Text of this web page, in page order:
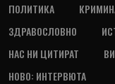
ПОЛИТИКА
ЗДРАВОСЛОВНО
НАС НИ ЦИТИРАТ
НОВО: ИНТЕРВЮТА